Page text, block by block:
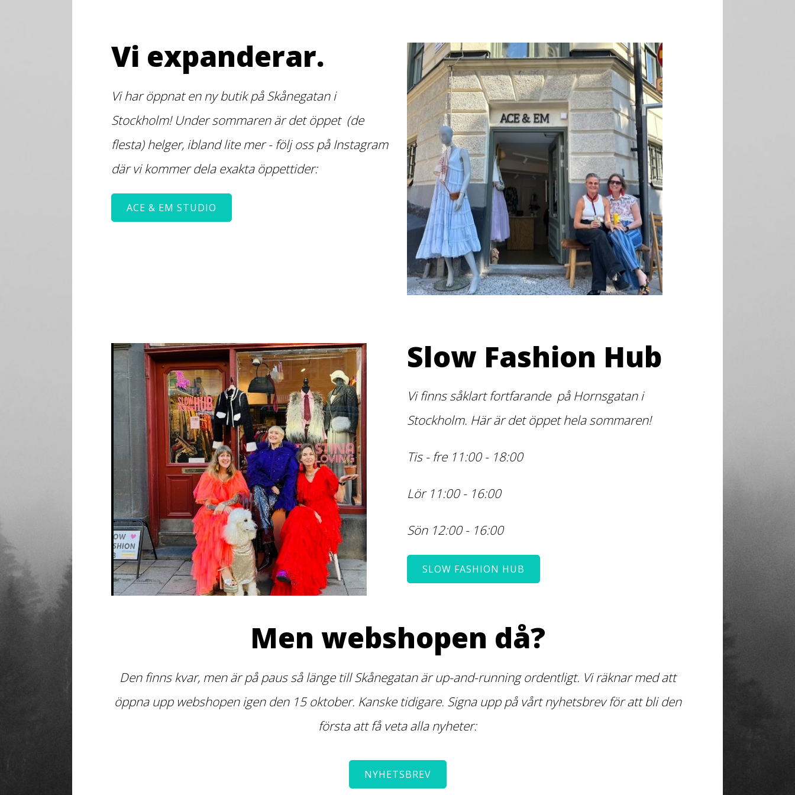
Vi expanderar.
Vi har öppnat en ny butik på Skånegatan i
Stockholm! Under sommaren är det öppet (de
flesta) helger, ibland lite mer - följ oss på Instagram
där vi kommer dela exakta öppettider:
ACE & EM STUDIO
Slow Fashion Hub
Vi finns såklart fortfarande på Hornsgatan i
Stockholm. Här är det öppet hela sommaren!
Tis - fre 11:00 - 18:00
Lör 11:00 - 16:00
Sön 12:00 - 16:00
SLOW FASHION HUB
Men webshopen då?
Den finns kvar, men är på paus så länge till Skånegatan är up-and-running ordentligt. Vi räknar med att
öppna upp webshopen igen den 15 oktober. Kanske tidigare. Signa upp på vårt nyhetsbrev för att bli den
första att få veta alla nyheter:
NYHETSBREV